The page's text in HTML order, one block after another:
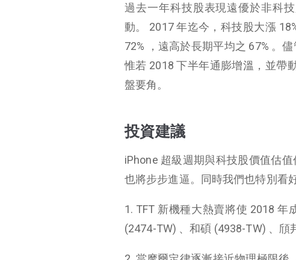
過去一年科技股表現遠優於非科
動。 2017 年迄今，科技股大漲
72% ，遠高於長期平均之 67% 。
惟若 2018 下半年通膨增溫，並帶
盤要角。
投資建議
iPhone 超級週期與科技股價值估
也將步步進逼。同時我們也特別看
1. TFT 新機種大熱賣將使 2018
(2474-TW) 、和碩 (4938-TW) 、頎